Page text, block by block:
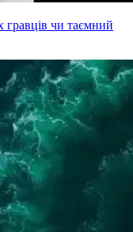
гравців чи таємний